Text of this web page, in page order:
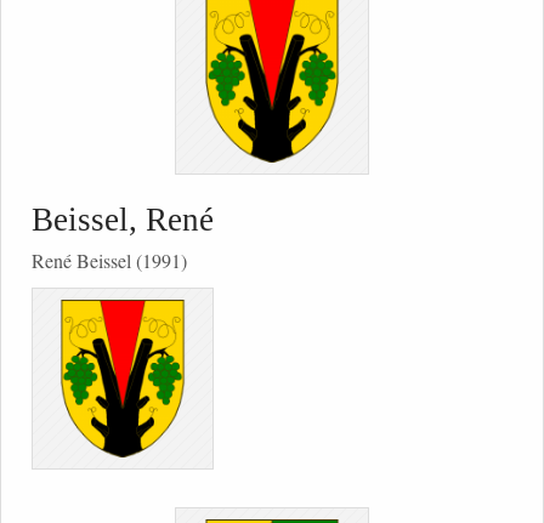
Beissel, René
René Beissel (1991)